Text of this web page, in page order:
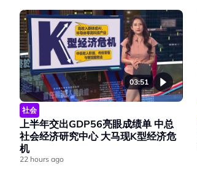
03:51
社会
上半年交出GDP56亮眼成绩单 中总
社会经济研究中心 大马现K型经济危
机
22 hours ago